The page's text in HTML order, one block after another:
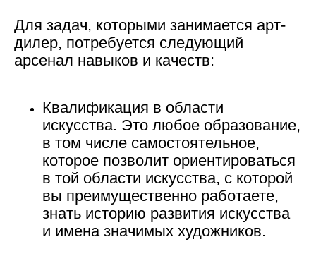
Для задач, которыми занимается арт-
дилер, потребуется следующий
арсенал навыков и качеств:
Квалификация в области
искусства. Это любое образование,
в том числе самостоятельное,
которое позволит ориентироваться
в той области искусства, с которой
вы преимущественно работаете,
знать историю развития искусства
и имена значимых художников.